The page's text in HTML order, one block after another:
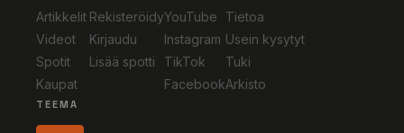
Artikkelit
Videot
Spotit
Kaupat
Rekisteröidy
Kirjaudu
Lisää spotti
YouTube
Instagram
TikTok
Facebook
Tietoa
Usein kysytyt
Tuki
Arkisto
TEEMA